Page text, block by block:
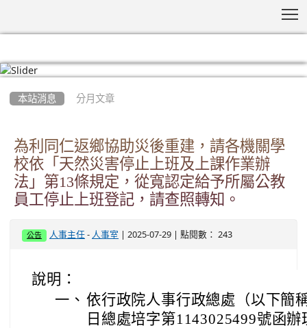
本站消息 分月文章
為利同仁返鄉協助災後重建，請各機關學
校依「天然災害停止上班及上課作業辦
法」第13條規定，從寬認定給予所屬公教
員工停止上班登記，請查照轉知。
公告 人事主任 - 人事室 | 2025-07-29 | 點閱數： 243
說明：
一、 依行政院人事行政總處（以下簡
日總處培字第1143025499號函